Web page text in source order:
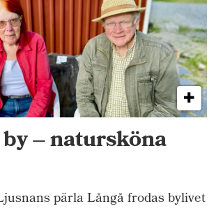
– natursköna
pärla Långå frodas bylivet